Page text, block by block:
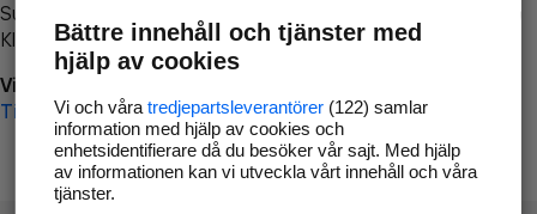
Surfa till
Klicka påTillbaka-knappen i webbläsaren och försök igen
Vi beklagar besväret!
Till startsidan
Bättre innehåll och tjänster med
hjälp av cookies
Vi och våra tredjepartsleverantörer(122) samlar
information med hjälp av cookies och
enhetsidentifierare då du besöker vår sajt. Med hjälp
av informationen kan vi utveckla vårt innehåll och våra
tjänster.